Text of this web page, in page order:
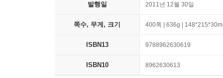
발행일 2011년 12월 30일
쪽수, 무게, 크기 400쪽 | 636g |
ISBN13 9788962630619
ISBN10 8962630613